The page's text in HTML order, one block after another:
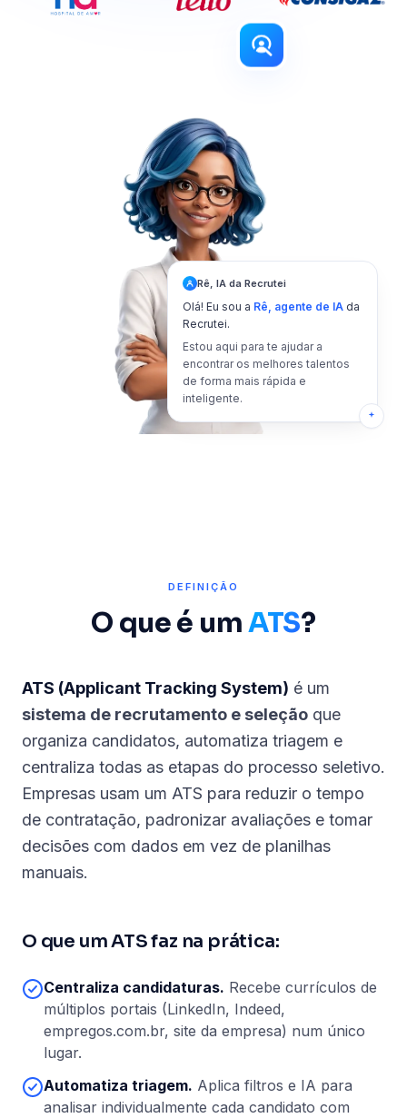
Rê, IA da Recrutei
Olá! Eu sou a Rê, agente de IA da
Recrutei.
Estou aqui para te ajudar a
encontrar os melhores talentos
de forma mais rápida e
inteligente.
DEFINIÇÃO
O que é umATS?
ATS (Applicant Tracking System) é um
sistema de recrutamento e seleção que
organiza candidatos, automatiza triagem e
centraliza todas as etapas do processo seletivo.
Empresas usam um ATS para reduzir o tempo
de contratação, padronizar avaliações e tomar
decisões com dados em vez de planilhas
manuais.
O que um ATS faz na prática:
Centraliza candidaturas. Recebe currículos de
múltiplos portais (LinkedIn, Indeed,
empregos.com.br, site da empresa) num único
lugar.
Automatiza triagem. Aplica filtros e IA para
analisar individualmente cada candidato com